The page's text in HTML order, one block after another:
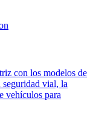
con los modelos de
vial, la
vehículos para